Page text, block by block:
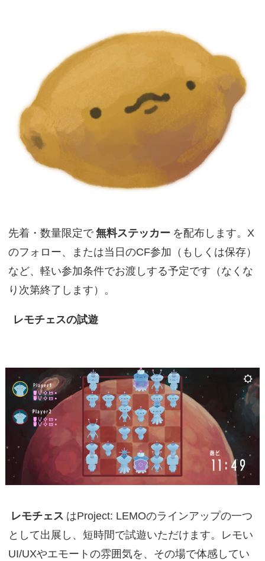
先着・数量限定で 無料ステッカー を配布します。X
のフォロー、または当日のCF参加（もしくは保存）
など、軽い参加条件でお渡しする予定です（なくな
り次第終了します）。
レモチェスの試遊
レモチェス はProject: LEMOのラインアップの一つ
として出展し、短時間で試遊いただけます。レモい
UI/UXやエモートの雰囲気を、その場で体感してい